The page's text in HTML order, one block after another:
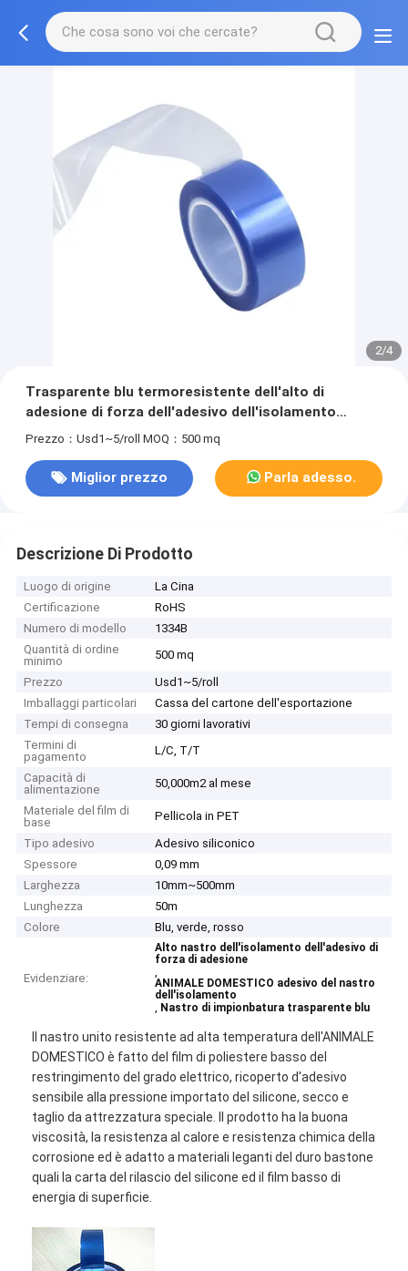
2/4
Trasparente blu termoresistente dell'alto di
adesione di forza dell'adesivo dell'isolamento
ANIMALE DOMESTICO del nastro
Prezzo：Usd1~5/roll MOQ：500 mq
Miglior prezzo Parla adesso.
Descrizione Di Prodotto
Luogo di origine
La Cina
Certificazione
RoHS
Numero di modello
1334B
Quantità di ordine
minimo
500 mq
Prezzo
Usd1~5/roll
Imballaggi particolari
Cassa del cartone dell'esportazione
Tempi di consegna
30 giorni lavorativi
Termini di
pagamento
L/C, T/T
Capacità di
alimentazione
50,000m2 al mese
Materiale del film di
base
Pellicola in PET
Tipo adesivo
Adesivo siliconico
Spessore
0,09 mm
Larghezza
10mm~500mm
Lunghezza
50m
Colore
Blu, verde, rosso
Evidenziare:
Alto nastro dell'isolamento dell'adesivo di
forza di adesione
,
ANIMALE DOMESTICO adesivo del nastro
dell'isolamento
, Nastro di impionbatura trasparente blu
Il nastro unito resistente ad alta temperatura dell'ANIMALE
DOMESTICO è fatto del film di poliestere basso del
restringimento del grado elettrico, ricoperto d'adesivo
sensibile alla pressione importato del silicone, secco e
taglio da attrezzatura speciale. Il prodotto ha la buona
viscosità, la resistenza al calore e resistenza chimica della
corrosione ed è adatto a materiali leganti del duro bastone
quali la carta del rilascio del silicone ed il film basso di
energia di superficie.